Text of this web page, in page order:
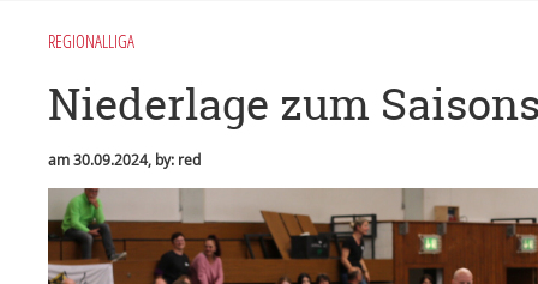
REGIONALLIGA
Niederlage zum
am 30.09.2024, by: red